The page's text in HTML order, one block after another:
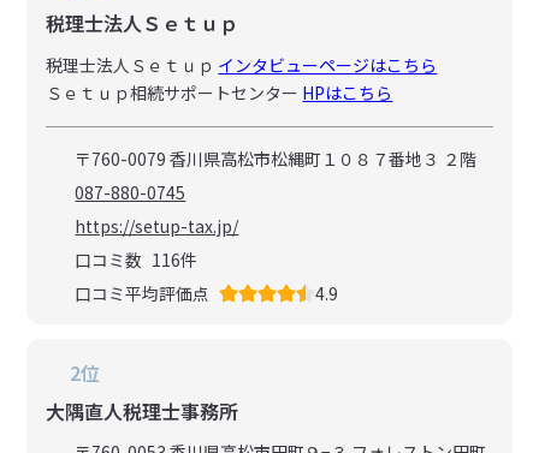
税理士法人Ｓｅｔｕｐ
税理士法人Ｓｅｔｕｐ インタビューページはこちら
Ｓｅｔｕｐ相続サポートセンター HPはこちら
〒760-0079 香川県高松市松縄町１０８７番地３ ２階
087-880-0745
https://setup-tax.jp/
口コミ数 116件
口コミ平均評価点
4.9
2位
大隅直人税理士事務所